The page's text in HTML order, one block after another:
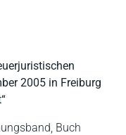
2005 in Freiburg
Buch